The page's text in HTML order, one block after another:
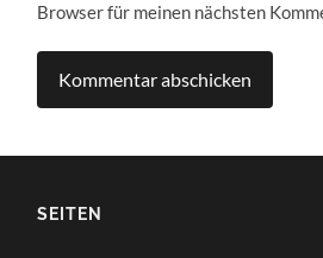
Browser für meinen nächsten
SEITEN